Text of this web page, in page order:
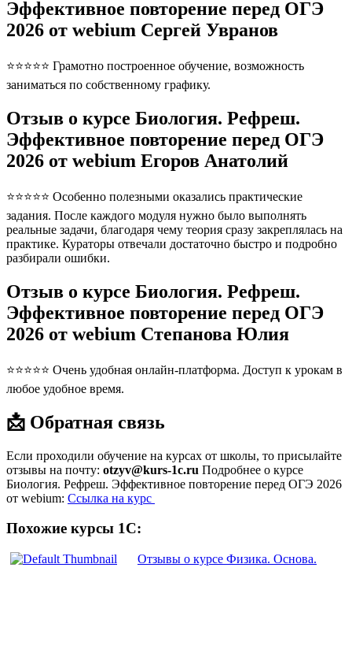
Эффективное повторение перед ОГЭ
2026 от webium Сергей Увранов
⭐⭐⭐⭐⭐ Грамотно построенное обучение, возможность
заниматься по собственному графику.
Отзыв о курсе Биология. Рефреш.
Эффективное повторение перед ОГЭ
2026 от webium Егоров Анатолий
⭐⭐⭐⭐⭐ Особенно полезными оказались практические
задания. После каждого модуля нужно было выполнять
реальные задачи, благодаря чему теория сразу закреплялась на
практике. Кураторы отвечали достаточно быстро и подробно
разбирали ошибки.
Отзыв о курсе Биология. Рефреш.
Эффективное повторение перед ОГЭ
2026 от webium Степанова Юлия
⭐⭐⭐⭐⭐ Очень удобная онлайн-платформа. Доступ к урокам в
любое удобное время.
📩 Обратная связь
Если проходили обучение на курсах от школы, то присылайте
отзывы на почту: otzyv@kurs-1c.ru Подробнее о курсе
Биология. Рефреш. Эффективное повторение перед ОГЭ 2026
от webium: Ссылка на курс
Похожие курсы 1С:
Отзывы о курсе Физика. Основа.